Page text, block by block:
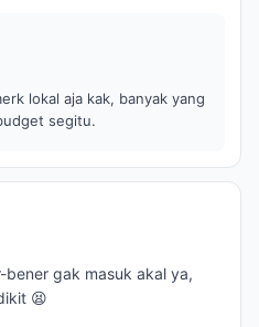
lokal aja kak, banyak yang
segitu.
gak masuk akal ya,
😫